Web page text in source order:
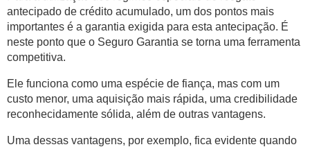
antecipado de crédito acumulado, um dos pontos mais
importantes é a garantia exigida para esta antecipação. É
neste ponto que o Seguro Garantia se torna uma ferramenta
competitiva.
Ele funciona como uma espécie de fiança, mas com um
custo menor, uma aquisição mais rápida, uma credibilidade
reconhecidamente sólida, além de outras vantagens.
Uma dessas vantagens, por exemplo, fica evidente quando